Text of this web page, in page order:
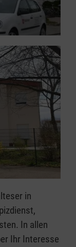
in
In allen
Ihr Interesse